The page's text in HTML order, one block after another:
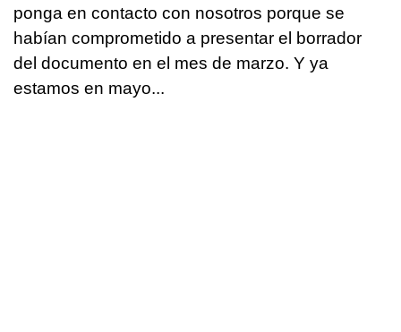
ponga en contacto con nosotros porque se
habían comprometido a presentar el borrador
del documento en el mes de marzo. Y ya
estamos en mayo...